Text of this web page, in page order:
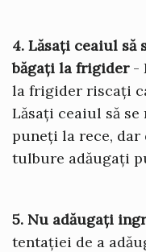
4. Lăsați ceaiul să
băgați la frigider-
la frigider riscați
Lăsați ceaiul să
puneți la rece, dar
tulbure adăugați
5. Nu adăugați
tentației de a